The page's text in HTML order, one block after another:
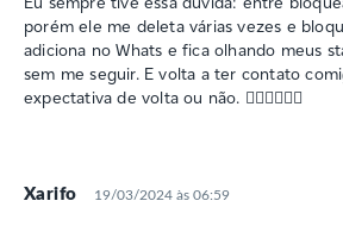
porém ele me deleta várias vezes e
adiciona no Whats e fica olhando meus
sem me seguir. E volta a ter contato
expectativa de volta ou não. 🤦🏻‍♀️🤦🏻‍♀️
Xarifo 19/03/2024 às 06:59